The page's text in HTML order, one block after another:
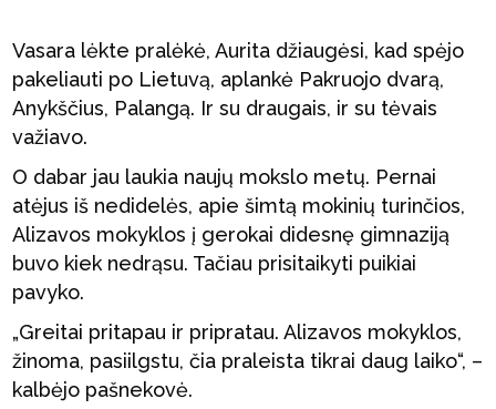
Vasara lėkte pralėkė, Aurita džiaugėsi, kad spėjo
pakeliauti po Lietuvą, aplankė Pakruojo dvarą,
Anykščius, Palangą. Ir su draugais, ir su tėvais
važiavo.
O dabar jau laukia naujų mokslo metų. Pernai
atėjus iš nedidelės, apie šimtą mokinių turinčios,
Alizavos mokyklos į gerokai didesnę gimnaziją
buvo kiek nedrąsu. Tačiau prisitaikyti puikiai
pavyko.
„Greitai pritapau ir pripratau. Alizavos mokyklos,
žinoma, pasiilgstu, čia praleista tikrai daug laiko“, –
kalbėjo pašnekovė.